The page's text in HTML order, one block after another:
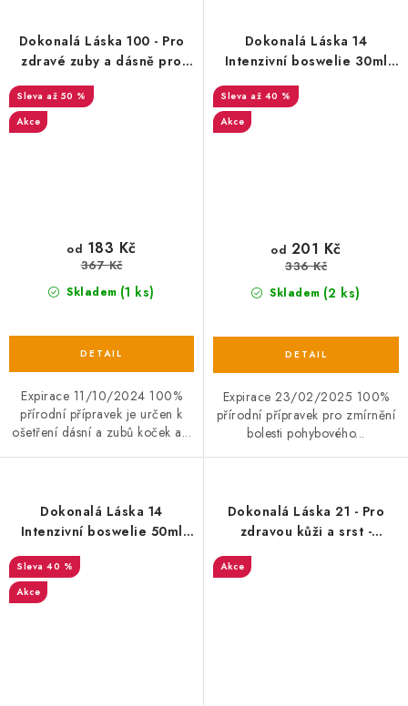
Dokonalá Láska 100 - Pro
zdravé zuby a dásně pro
kočky a fretky
až 50 %
Akce
Skladem (1 ks)
od 183 Kč
367 Kč
Expirace 11/10/2024 100%
přírodní přípravek je určen k
ošetření dásní a zubů koček a...
Dokonalá Láska 14
Intenzivní boswelie 30ml
EXP
až 40 %
Akce
Skladem (2 ks)
od 201 Kč
336 Kč
Expirace 23/02/2025 100%
přírodní přípravek pro zmírnění
bolesti pohybového...
Dokonalá Láska 14
Intenzivní boswelie 50ml
40 %
Akce
Dokonalá Láska 21 - Pro
zdravou kůži a srst -
Akce